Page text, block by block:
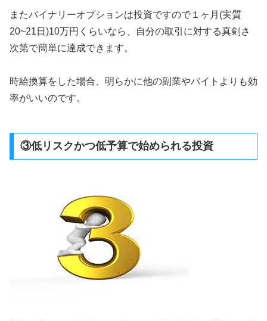
またバイナリーオプションは投資ですので１ヶ月(実質
20~21日)10万円くらいなら、自分の取引に対する真剣さ
次第で簡単に達成できます。
時給換算をした場合、明らかに他の副業やバイトよりも効
率がいいのです。
③低リスクかつ低予算で始められる投資